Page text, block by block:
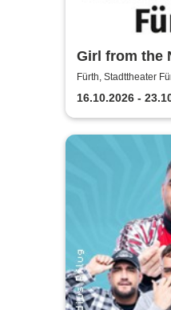
Girl from the
Stadttheater
Fürth, Stadttheater
16.10.2026 -